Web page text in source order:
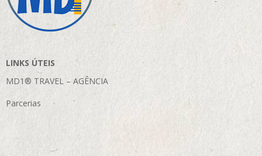
LINKS ÚTEIS
MD1® TRAVEL – AGÊNCIA
Parcerias